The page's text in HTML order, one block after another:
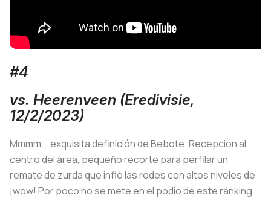
#4
vs. Heerenveen (Eredivisie,
12/2/2023)
Mmmm... exquisita definición de Bebote. Recepción al
centro del área, pequeño recorte para perfilar un
remate de zurda que infló las redes con altos niveles de
¡wow! Por poco no se mete en el podio de este ránking.